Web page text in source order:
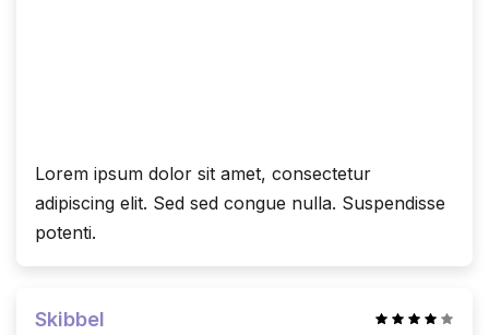
Lorem ipsum dolor sit amet, consectetur
adipiscing elit. Sed sed congue nulla. Suspendisse
potenti.
Skibbel